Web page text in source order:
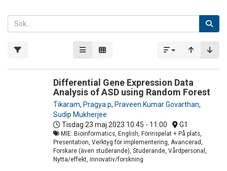
Differential Gene Expression Data
Analysis of ASD using Random Forest
Tikaram, Pragya p, Praveen Kumar Govarthan,
Sudip Mukherjee
Tisdag 23 maj 2023 10:45 - 11:00 G1
MIE: Bioinformatics, English, Förinspelat + På plats,
Presentation, Verktyg för implementering, Avancerad,
Forskare (även studerande), Studerande, Vårdpersonal,
Nytta/effekt, Innovativ/forskning